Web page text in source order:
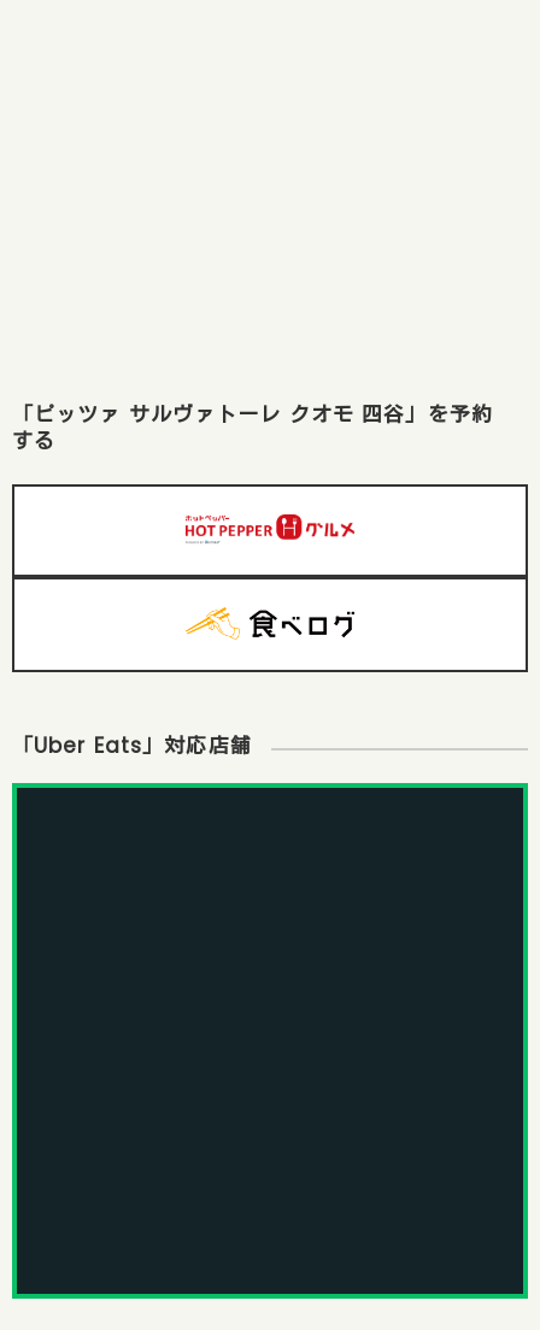
「ピッツァ サルヴァトーレ クオモ 四谷」を予約
する
「Uber Eats」対応店舗